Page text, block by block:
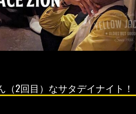
2回目）なサタデイナイト！